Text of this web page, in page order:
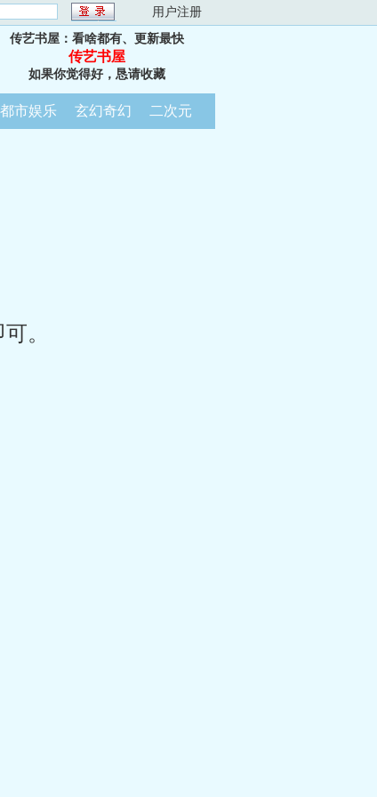
用户注册
传艺书屋：看啥都有、更新最快
传艺书屋
如果你觉得好，恳请收藏
都市娱乐 玄幻奇幻 二次元
。